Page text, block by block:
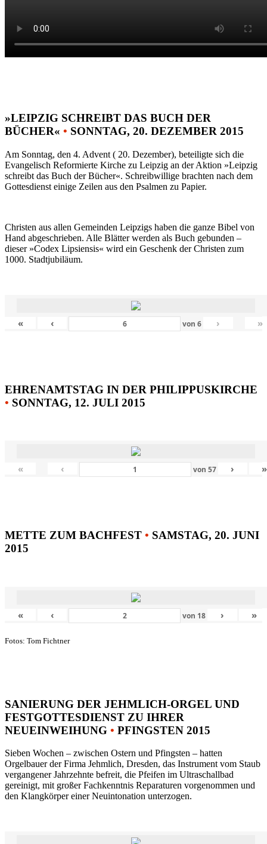
»LEIPZIG SCHREIBT DAS BUCH DER
BÜCHER« • SONNTAG, 20. DEZEMBER 2015
Am Sonntag, den 4. Advent ( 20. Dezember), beteiligte sich die
Evangelisch Reformierte Kirche zu Leipzig an der Aktion »Leipzig
schreibt das Buch der Bücher«. Schreibwillige brachten nach dem
Gottesdienst einige Zeilen aus den Psalmen zu Papier.
Christen aus allen Gemeinden Leipzigs haben die ganze Bibel von
Hand abgeschrieben. Alle Blätter werden als Buch gebunden –
dieser »Codex Lipsiensis« wird ein Geschenk der Christen zum
1000. Stadtjubiläum.
« ‹ von6 › »
EHRENAMTSTAG IN DER PHILIPPUSKIRCHE
• SONNTAG, 12. JULI 2015
« ‹ von 57 › »
METTE ZUM BACHFEST • SAMSTAG, 20. JUNI
2015
« ‹ von 18 › »
Fotos: Tom Fichtner
SANIERUNG DER JEHMLICH-ORGEL UND
FESTGOTTESDIENST ZU IHRER
NEUEINWEIHUNG • PFINGSTEN 2015
Sieben Wochen – zwischen Ostern und Pfingsten – hatten
Orgelbauer der Firma Jehmlich, Dresden, das Instrument vom Staub
vergangener Jahrzehnte befreit, die Pfeifen im Ultraschallbad
gereinigt, mit großer Fachkenntnis Reparaturen vorgenommen und
den Klangkörper einer Neuintonation unterzogen.